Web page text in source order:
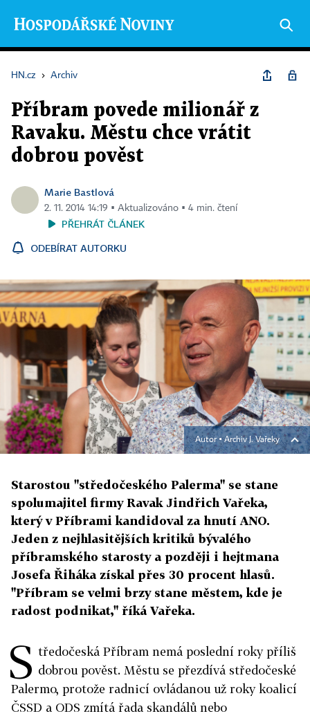
HN.cz › Archiv
Příbram povede milionář z
Ravaku. Městu chce vrátit
dobrou pověst
Marie Bastlová
2. 11. 2014 14:19 ▪ Aktualizováno ▪ 4 min. čtení
PŘEHRÁT ČLÁNEK
ODEBÍRAT AUTORKU
Autor ▪Archiv J. Vařeky
Starostou "středočeského Palerma" se stane
spolumajitel firmy Ravak Jindřich Vařeka,
který v Příbrami kandidoval za hnutí ANO.
Jeden z nejhlasitějších kritiků bývalého
příbramského starosty a později i hejtmana
Josefa Řiháka získal přes 30 procent hlasů.
"Příbram se velmi brzy stane městem, kde je
radost podnikat," říká Vařeka.
S tředočeská Příbram nemá poslední roky příliš
dobrou pověst. Městu se přezdívá středočeské
Palermo, protože radnicí ovládanou už roky koalicí
ČSSD a ODS zmítá řada skandálů nebo